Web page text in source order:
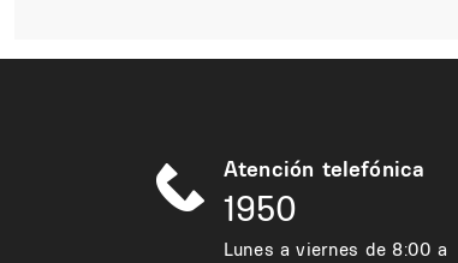
Atención telefónica
1950
Lunes a viernes de 8:00 a